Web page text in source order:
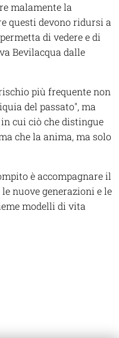
malamente la
questi devono ridursi a
di vedere e di
Bevilacqua dalle
più frequente non
del passato", ma
cui ciò che distingue
che la anima, ma solo
è accompagnare il
nuove generazioni e le
modelli di vita